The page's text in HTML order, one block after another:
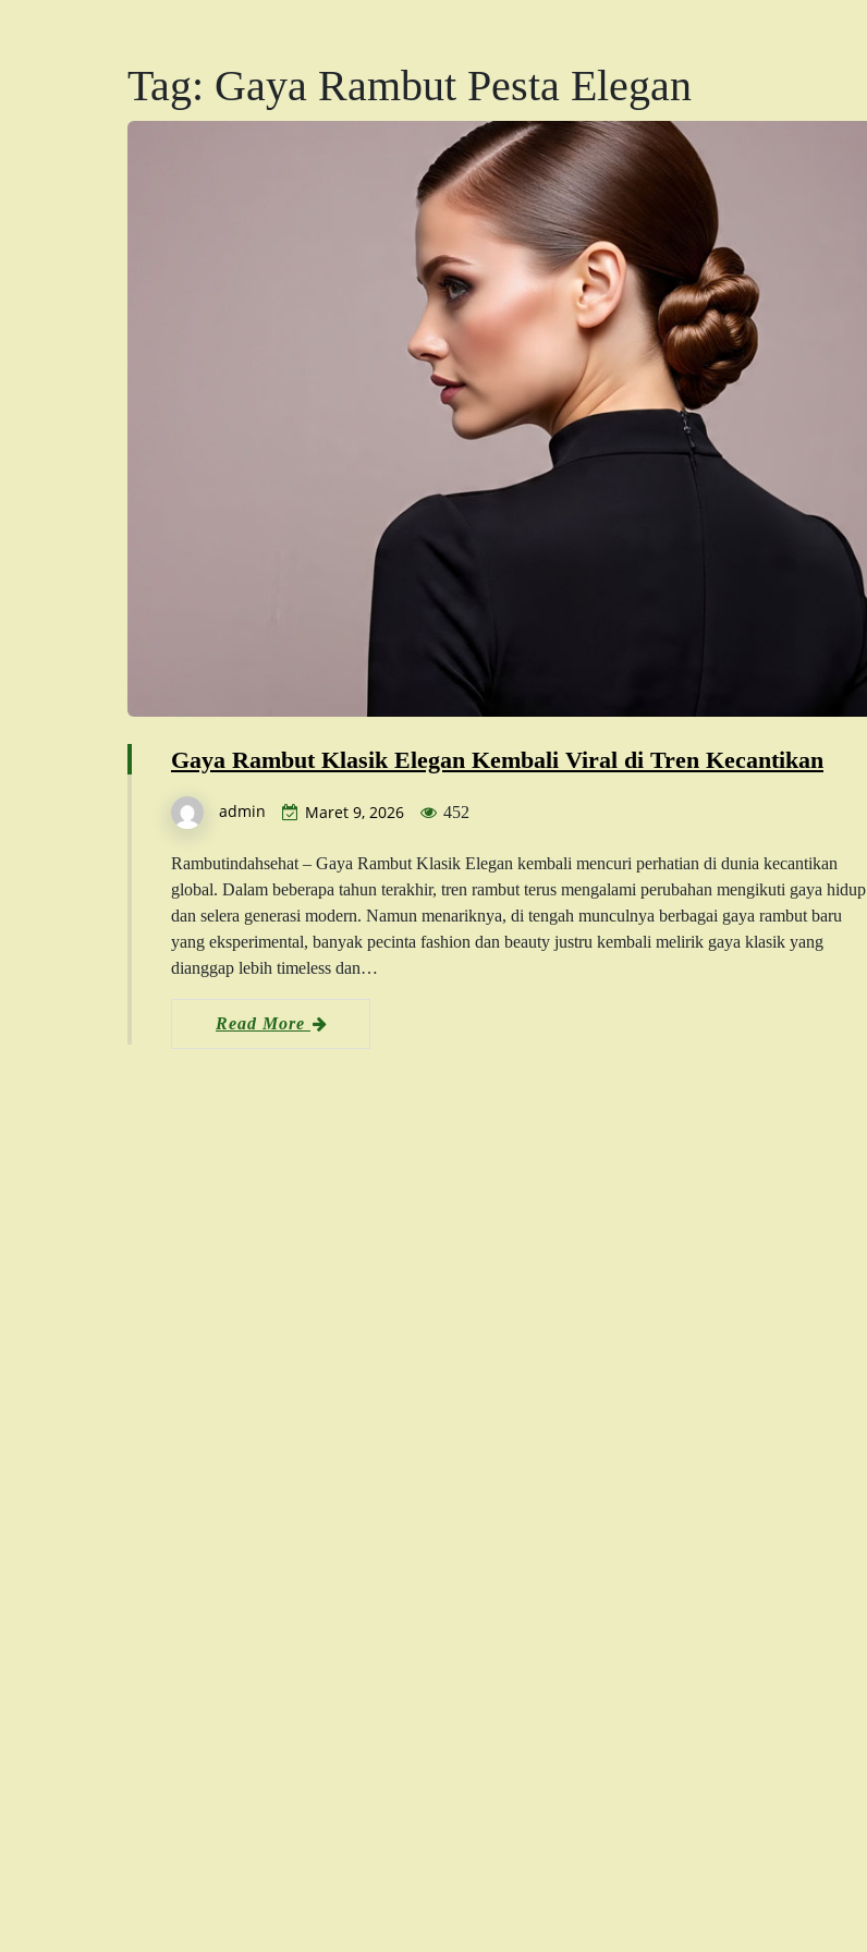
Tag: Gaya Rambut Pesta Elegan
Gaya Rambut Klasik Elegan Kembali Viral di Tren Kecantikan
admin Maret 9, 2026 452
Rambutindahsehat – Gaya Rambut Klasik Elegan kembali mencuri perhatian di dunia kecantikan
global. Dalam beberapa tahun terakhir, tren rambut terus mengalami perubahan mengikuti gaya hidup
dan selera generasi modern. Namun menariknya, di tengah munculnya berbagai gaya rambut baru
yang eksperimental, banyak pecinta fashion dan beauty justru kembali melirik gaya klasik yang
dianggap lebih timeless dan…
Read More